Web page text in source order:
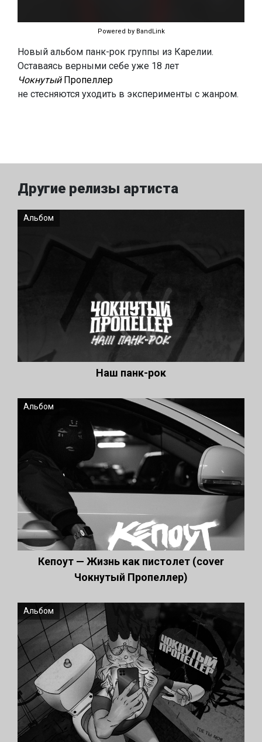
Powered by BandLink
Новый альбом панк-рок группы из Карелии.
Оставаясь верными себе уже 18 лет
ЧокнутыйПропеллер
не стесняются уходить в эксперименты с жанром.
Другие релизы артиста
Альбом
Наш панк-рок
Альбом
Кепоут — Жизнь как пистолет (cover
Чокнутый Пропеллер)
Альбом